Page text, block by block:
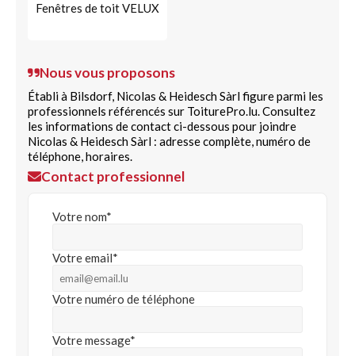
Fenêtres de toit VELUX
Nous vous proposons
Établi à Bilsdorf, Nicolas & Heidesch Sàrl figure parmi les
professionnels référencés sur ToiturePro.lu. Consultez
les informations de contact ci-dessous pour joindre
Nicolas & Heidesch Sàrl : adresse complète, numéro de
téléphone, horaires.
Contact professionnel
Votre nom*
Votre email*
Votre numéro de téléphone
Votre message*